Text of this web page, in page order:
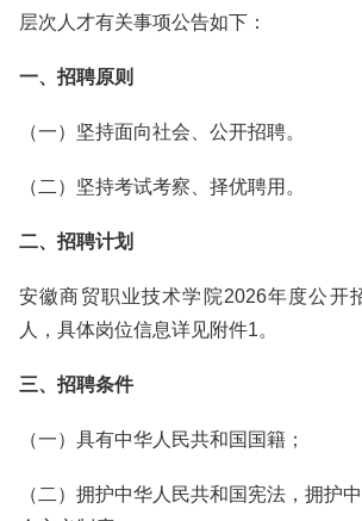
层次人才有关事项公告如下：
一、招聘原则
（一）坚持面向社会、公开招聘。
（二）坚持考试考察、择优聘用。
二、招聘计划
安徽商贸职业技术学院2026年度公开
人，具体岗位信息详见附件1。
三、招聘条件
（一）具有中华人民共和国国籍；
（二）拥护中华人民共和国宪法，拥护